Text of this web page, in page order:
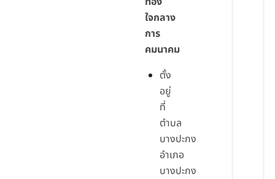
ใจกลาง
การ
คมนาคม
ตั้ง
อยู่
ที่
ตำบล
บางปะกง
อำเภอ
บางปะกง